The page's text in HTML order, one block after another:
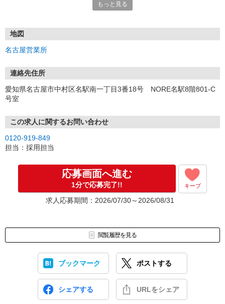
①応募から3営業日を目安に、メールorお電話でご連絡します。
★スマホでWEB面接（LINEなど）・出張面接・事務所面接と選べま
す
③面接実施（履歴書不要）
④勤務開始（スタート日は応相談）
お気軽にご応募ください♪
もっと見る
地図
名古屋営業所
連絡先住所
愛知県名古屋市中村区名駅南一丁目3番18号 NORE名駅8階801-C
号室
この求人に関するお問い合わせ
0120-919-849
担当：採用担当
応募画面へ進む
1分で応募完了!! キープ
求人応募期間：2026/07/30～2026/08/31
閲覧履歴を見る
ブックマーク ポストする
シェアする URLをシェア